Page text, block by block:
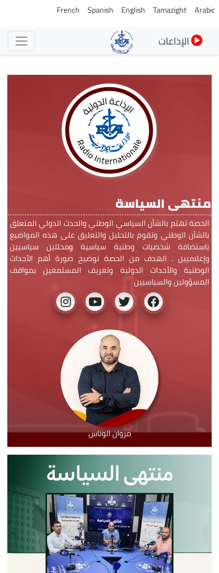
تجاوز
المحتوى
الرئيسي
Tamazight
English
Spanish
French
الإذاعات
منتهى السياسة
الحصة تهتم بالشأن السياسي الوطني والحدث الدولي المتعلق
بالشأن الوطني وتقوم بالتحليل والتعليق على هذه المواضيع
باستضافة شخصيات وطنية سياسية ومحللين سياسيين
وإعلاميين . الهدف من الحصة توضيح صورة أهم الأحداث
الوطنية والأحداث الدولية وتعريف المستمعين بمواقف
المسؤولين والسياسيين
مروان الوناس